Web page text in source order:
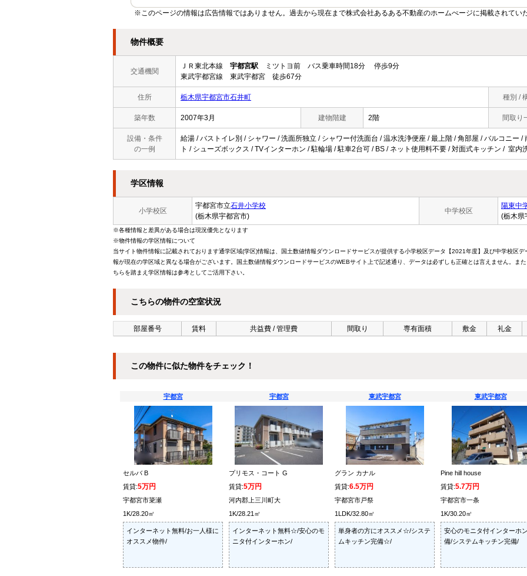
※このページの情報は広告情報ではありません。過去から現在まで株式会社あるある不動産のホームぺージに掲載されてい
物件概要
交通機関
ＪＲ東北本線 宇都宮駅 ミツトヨ前 バス乗車時間18分 停歩9分
東武宇都宮線 東武宇都宮 徒歩67分
住所 栃木県宇都宮市石井町 種別 /
築年数 2007年3月 建物階建 2階 間取り
設備・条件
の一例
給湯 / バストイレ別 / シャワー / 洗面所独立 / シャワー付洗面台 / 温水洗浄便座 / 最上階 / 角部屋 / バルコニー
ト / シューズボックス / TVインターホン / 駐輪場 / 駐車2台可 / BS / ネット使用料不要 / 対面式キッチン / 室内
学区情報
小学校区
宇都宮市立石井小学校
(栃木県宇都宮市)
中学校区
陽東中
(栃木県
※各種情報と差異がある場合は現況優先となります
※物件情報の学区情報について
当サイト物件情報に記載されております通学区域(学区)情報は、国土数値情報ダウンロードサービスが提供する小学校区データ【2021年度】及び中学校区
報が現在の学区域と異なる場合がございます。国土数値情報ダウンロードサービスのWEBサイト上で記述通り、データは必ずしも正確とは言えません。ま
ちらを踏まえ学区情報は参考としてご活用下さい。
こちらの物件の空室状況
部屋番号 賃料 共益費 / 管理費 間取り 専有面積 敷金 礼金
この物件に似た物件をチェック！
宇都宮
セルバ B
賃貸:5万円
宇都宮市簗瀬
1K/28.20㎡
インターネット無料/お一人様に
オススメ物件/
宇都宮
プリモス・コート G
賃貸:5万円
河内郡上三川町大
1K/28.21㎡
インターネット無料☆/安心のモ
ニタ付インターホン/
東武宇都宮
グラン カナル
賃貸:6.5万円
宇都宮市戸祭
1LDK/32.80㎡
単身者の方にオススメ☆/システ
ムキッチン完備☆/
東武宇都宮
Pine hill house
賃貸:5.7万円
宇都宮市一条
1K/30.20㎡
安心のモニタ付インターホ
備/システムキッチン完備/